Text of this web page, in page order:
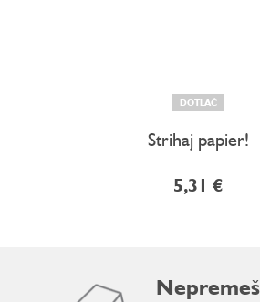
DOTLAČ
Strihaj papier!
5,31 €